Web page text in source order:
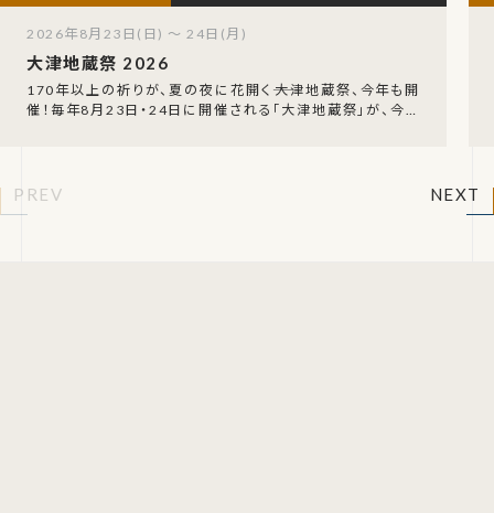
大津地蔵祭 2026
170年以上の祈りが、夏の夜に花開く――大津地蔵祭、今年も開
催！毎年8月23日・24日に開催される「大津地蔵祭」が、今年
2026年8月23日(日) ～ 24日(月)
PREV NEXT